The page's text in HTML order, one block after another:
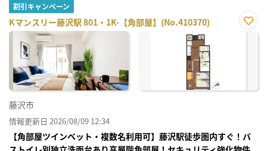
割引キャンペーン
Kマンスリー藤沢駅 801・1K-【角部屋】(No.410370)
お気
藤沢市
情報更新日 2026/08/09 12:34
【角部屋ツインベット・複数名利用可】藤沢駅徒歩圏内すぐ！バ